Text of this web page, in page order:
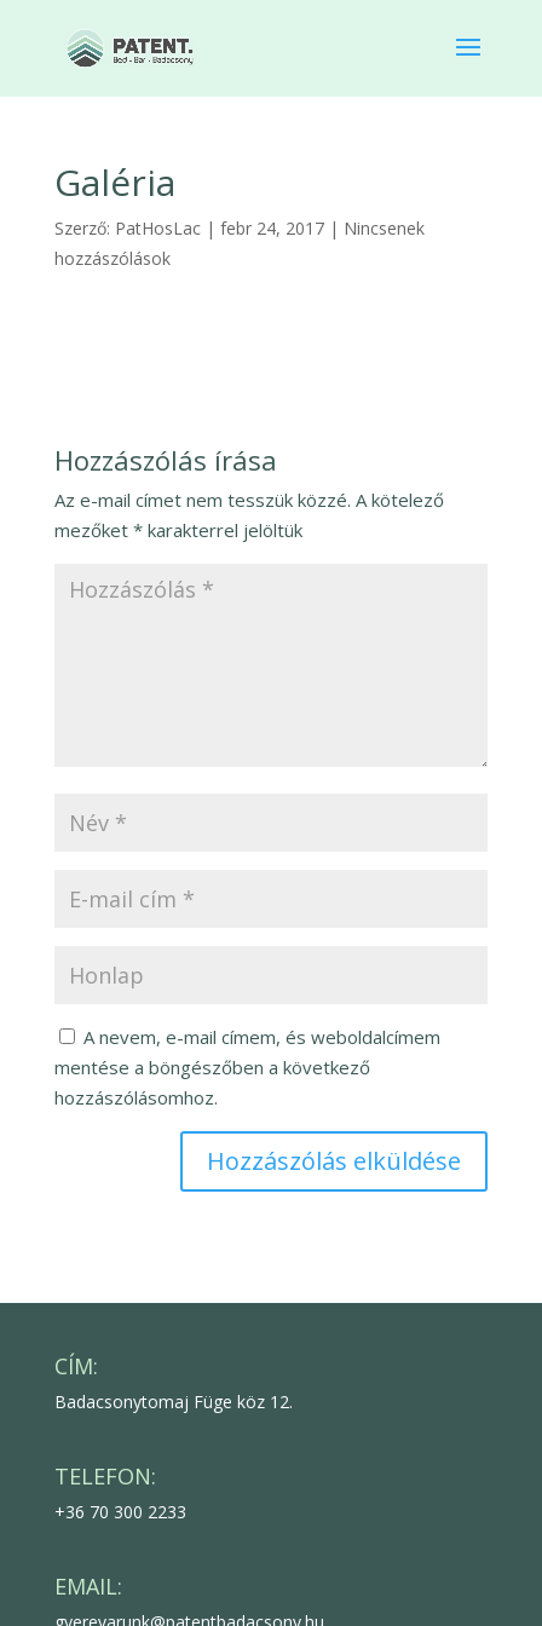
Galéria
Szerző: PatHosLac| febr 24, 2017| Nincsenek
hozzászólások
Hozzászólás írása
Az e-mail címet nem tesszük közzé. A kötelező
mezőket *karakterrel jelöltük
A nevem, e-mail címem, és weboldalcímem
mentése a böngészőben a következő
hozzászólásomhoz.
CÍM:
Badacsonytomaj Füge köz 12.
TELEFON:
+36 70 300 2233
EMAIL: